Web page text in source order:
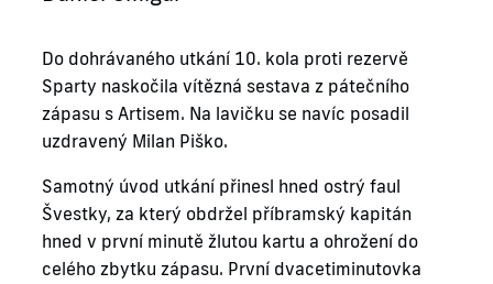
Do dohrávaného utkání 10. kola proti rezervě
Sparty naskočila vítězná sestava z pátečního
zápasu s Artisem. Na lavičku se navíc posadil
uzdravený Milan Piško.
Samotný úvod utkání přinesl hned ostrý faul
Švestky, za který obdržel příbramský kapitán
hned v první minutě žlutou kartu a ohrožení do
celého zbytku zápasu. První dvacetiminutovka